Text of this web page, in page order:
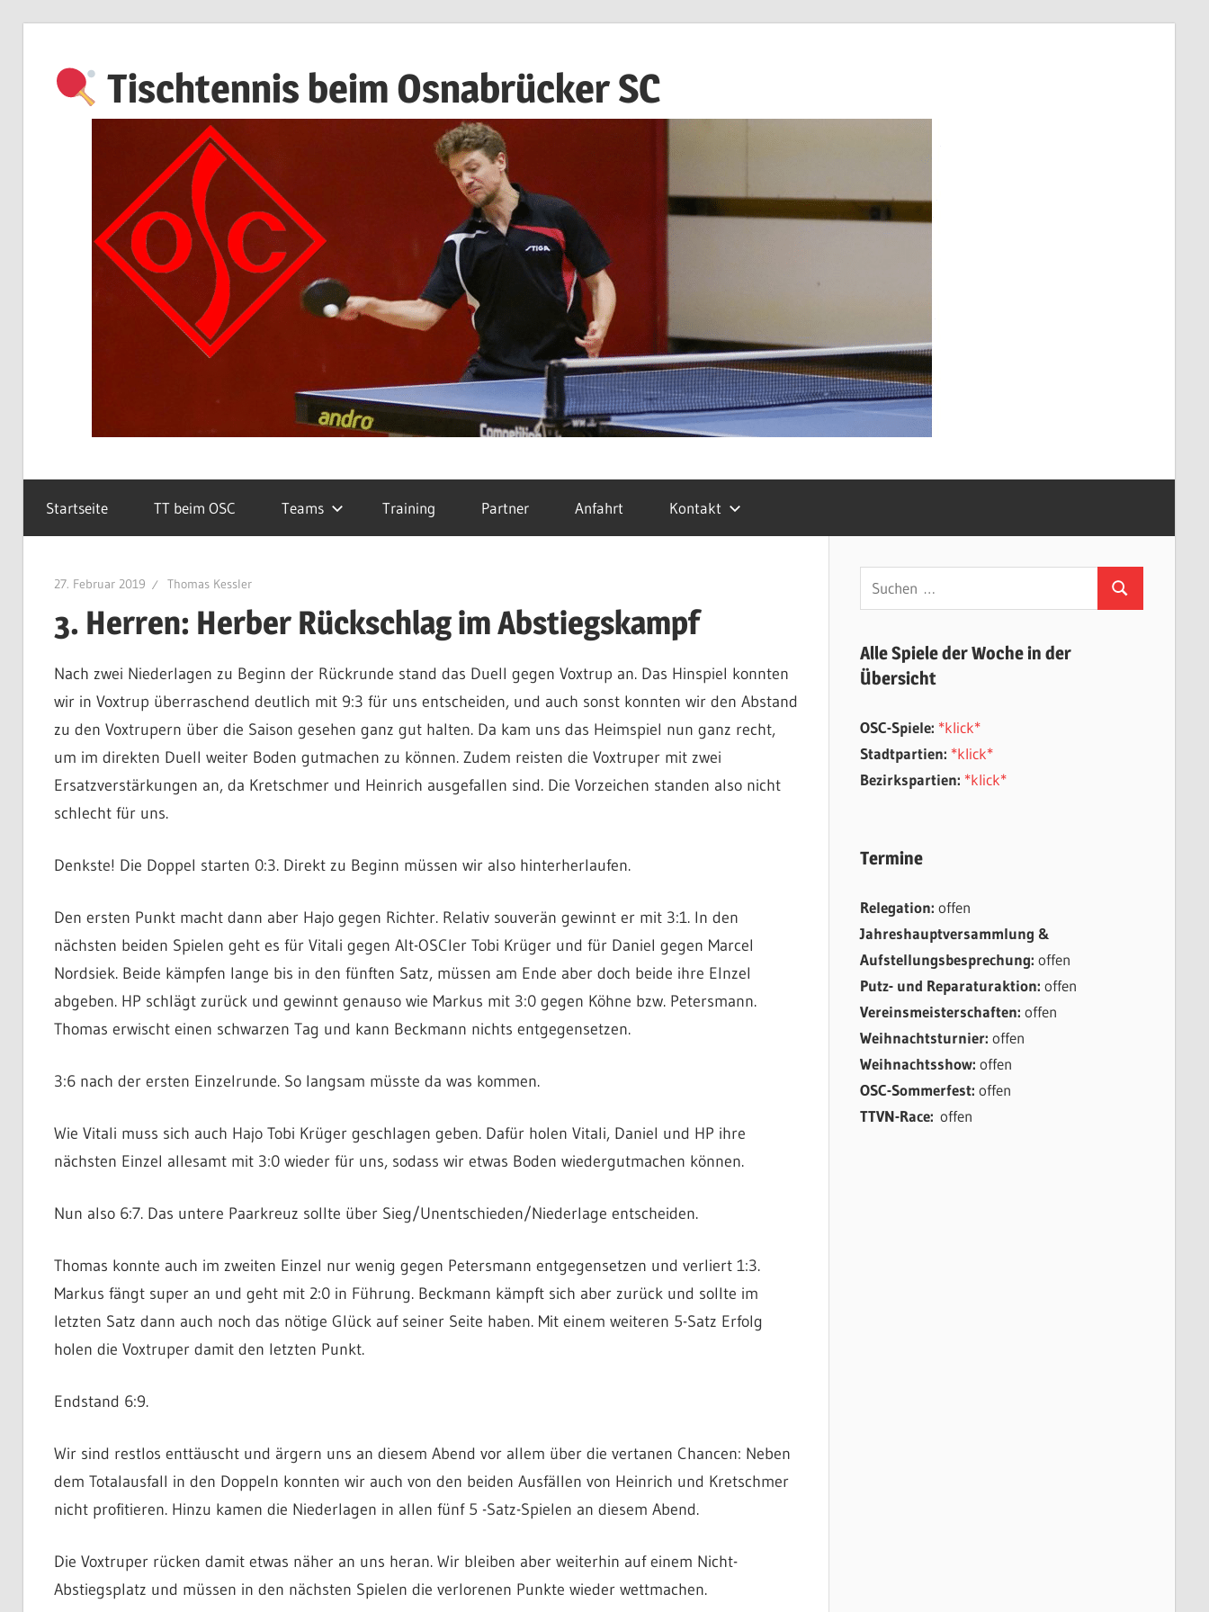
springen
Tischtennis beim Osnabrücker SC
Startseite TT beim OSC Teams Training Partner Anfahrt Kontakt
27. Februar 2019 Thomas Kessler
3. Herren: Herber Rückschlag im Abstiegskampf
Nach zwei Niederlagen zu Beginn der Rückrunde stand das Duell gegen Voxtrup an. Das Hinspiel konnten
wir in Voxtrup überraschend deutlich mit 9:3 für uns entscheiden, und auch sonst konnten wir den Abstand
zu den Voxtrupern über die Saison gesehen ganz gut halten. Da kam uns das Heimspiel nun ganz recht,
um im direkten Duell weiter Boden gutmachen zu können. Zudem reisten die Voxtruper mit zwei
Ersatzverstärkungen an, da Kretschmer und Heinrich ausgefallen sind. Die Vorzeichen standen also nicht
schlecht für uns.
Denkste! Die Doppel starten 0:3. Direkt zu Beginn müssen wir also hinterherlaufen.
Den ersten Punkt macht dann aber Hajo gegen Richter. Relativ souverän gewinnt er mit 3:1. In den
nächsten beiden Spielen geht es für Vitali gegen Alt-OSCler Tobi Krüger und für Daniel gegen Marcel
Nordsiek. Beide kämpfen lange bis in den fünften Satz, müssen am Ende aber doch beide ihre EInzel
abgeben. HP schlägt zurück und gewinnt genauso wie Markus mit 3:0 gegen Köhne bzw. Petersmann.
Thomas erwischt einen schwarzen Tag und kann Beckmann nichts entgegensetzen.
3:6 nach der ersten Einzelrunde. So langsam müsste da was kommen.
Wie Vitali muss sich auch Hajo Tobi Krüger geschlagen geben. Dafür holen Vitali, Daniel und HP ihre
nächsten Einzel allesamt mit 3:0 wieder für uns, sodass wir etwas Boden wiedergutmachen können.
Nun also 6:7. Das untere Paarkreuz sollte über Sieg/Unentschieden/Niederlage entscheiden.
Thomas konnte auch im zweiten Einzel nur wenig gegen Petersmann entgegensetzen und verliert 1:3.
Markus fängt super an und geht mit 2:0 in Führung. Beckmann kämpft sich aber zurück und sollte im
letzten Satz dann auch noch das nötige Glück auf seiner Seite haben. Mit einem weiteren 5-Satz Erfolg
holen die Voxtruper damit den letzten Punkt.
Endstand 6:9.
Wir sind restlos enttäuscht und ärgern uns an diesem Abend vor allem über die vertanen Chancen: Neben
dem Totalausfall in den Doppeln konnten wir auch von den beiden Ausfällen von Heinrich und Kretschmer
nicht profitieren. Hinzu kamen die Niederlagen in allen fünf 5 -Satz-Spielen an diesem Abend.
Die Voxtruper rücken damit etwas näher an uns heran. Wir bleiben aber weiterhin auf einem Nicht-
Abstiegsplatz und müssen in den nächsten Spielen die verlorenen Punkte wieder wettmachen.
Suchen
nach:
Suchen
Alle Spiele der Woche in der
Übersicht
OSC-Spiele: *klick*
Stadtpartien: *klick*
Bezirkspartien: *klick*
Termine
Relegation: offen
Jahreshauptversammlung &
Aufstellungsbesprechung: offen
Putz- und Reparaturaktion: offen
Vereinsmeisterschaften: offen
Weihnachtsturnier: offen
Weihnachtsshow: offen
OSC-Sommerfest: offen
TTVN-Race: offen